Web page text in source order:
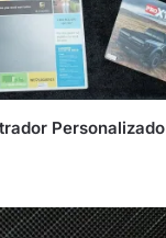
Personalizado